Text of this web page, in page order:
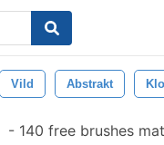
Vild Abstrakt Klo
- 140 free brushes